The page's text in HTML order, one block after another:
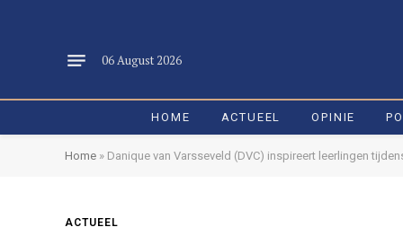
06 August 2026
HOME ACTUEEL OPINIE
Home » Danique van Varsseveld (DVC) inspireert leerlingen
ACTUEEL